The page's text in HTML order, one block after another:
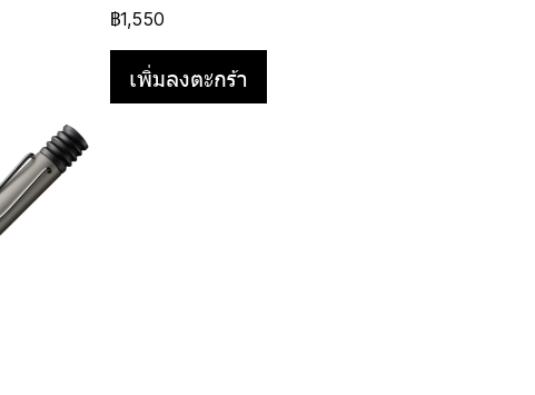
฿1,550
เพิ่มลงตะกร้า